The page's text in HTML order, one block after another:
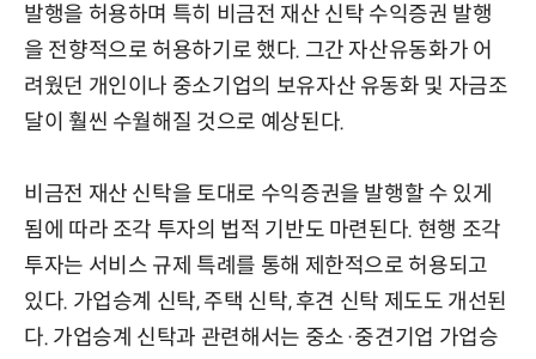
발행을 허용하며 특히 비금전 재산 신탁 수익증권 발행
을 전향적으로 허용하기로 했다. 그간 자산유동화가 어
려웠던 개인이나 중소기업의 보유자산 유동화 및 자금조
달이 훨씬 수월해질 것으로 예상된다.
비금전 재산 신탁을 토대로 수익증권을 발행할 수 있게
됨에 따라 조각 투자의 법적 기반도 마련된다. 현행 조각
투자는 서비스 규제 특례를 통해 제한적으로 허용되고
있다. 가업승계 신탁, 주택 신탁, 후견 신탁 제도도 개선된
다. 가업승계 신탁과 관련해서는 중소·중견기업 가업승